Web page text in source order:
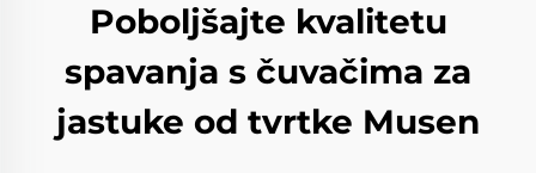
Poboljšajte kvalitetu
spavanja s čuvačima za
jastuke od tvrtke Musen